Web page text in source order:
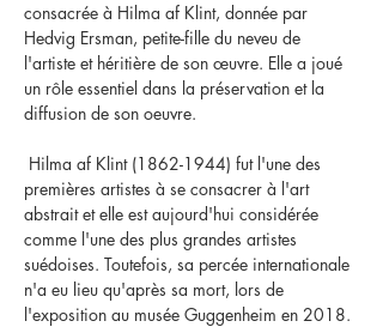
consacrée à Hilma af Klint, donnée par
Hedvig Ersman, petite-fille du neveu de
l'artiste et héritière de son œuvre. Elle a joué
un rôle essentiel dans la préservation et la
diffusion de son oeuvre.
Hilma af Klint (1862-1944) fut l'une des
premières artistes à se consacrer à l'art
abstrait et elle est aujourd'hui considérée
comme l'une des plus grandes artistes
suédoises. Toutefois, sa percée internationale
n'a eu lieu qu'après sa mort, lors de
l'exposition au musée Guggenheim en 2018.